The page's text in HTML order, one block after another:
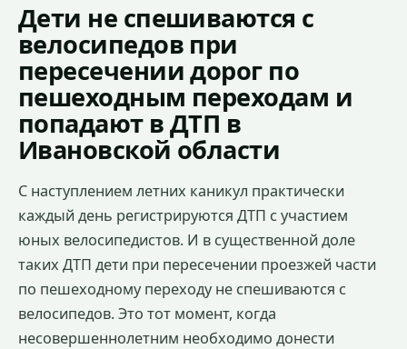
Дети не спешиваются с
велосипедов при
пересечении дорог по
пешеходным переходам и
попадают в ДТП в
Ивановской области
С наступлением летних каникул практически
каждый день регистрируются ДТП с участием
юных велосипедистов. И в существенной доле
таких ДТП дети при пересечении проезжей части
по пешеходному переходу не спешиваются с
велосипедов. Это тот момент, когда
несовершеннолетним необходимо донести